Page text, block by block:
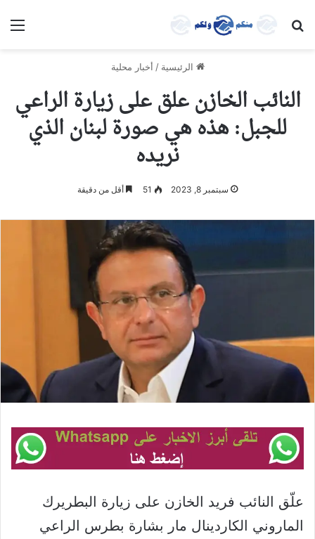
بحث عن
الرئيسية / أخبار محلية
النائب الخازن علق على زيارة الراعي
للجبل: هذه هي صورة لبنان الذي
نريده
سبتمبر 8, 2023 51 أقل من دقيقة
علّق النائب فريد الخازن على زيارة البطريرك
الماروني الكاردينال مار بشارة بطرس الراعي